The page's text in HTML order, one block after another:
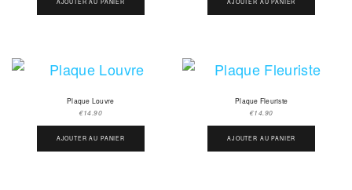
Plaque Louvre
€14.90
AJOUTER AU PANIER
Plaque Fleuriste
€14.90
AJOUTER AU PANIER